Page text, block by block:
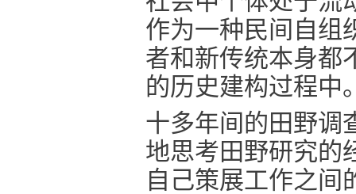
作为一种民间自组
者和新传统本身都
的历史建构过程中
十多年间的田野调
地思考田野研究的
自己策展工作之间